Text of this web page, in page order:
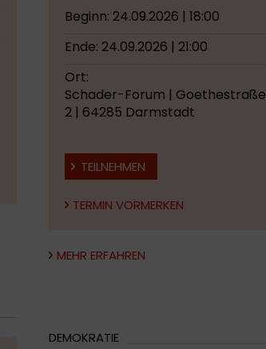
Beginn: 24.09.2026 | 18:00
Ende: 24.09.2026 | 21:00
Ort:
Schader-Forum | Goethestraße
2 | 64285 Darmstadt
TEILNEHMEN
TERMIN VORMERKEN
MEHR ERFAHREN
DEMOKRATIE